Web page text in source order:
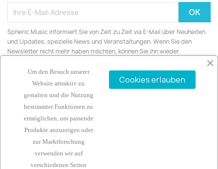
Spheric Music informiert Sie von Zeit zu Zeit via E-Mail über Neuheiten
und Updates, spezielle News und Veranstaltungen. Wenn Sie den
Newsletter nicht mehr haben möchten, können Sie ihn wieder
ARTIKEL
UNTERNEHMEN
Um den Besuch unserer
Website attraktiv zu
gestalten und die Nutzung
bestimmter Funktionen zu
ermöglichen, um passende
Produkte anzuzeigen oder
zur Marktforschung
verwenden wir auf
verschiedenen Seiten
Cookies erlauben